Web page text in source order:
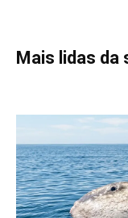
Mais lidas da